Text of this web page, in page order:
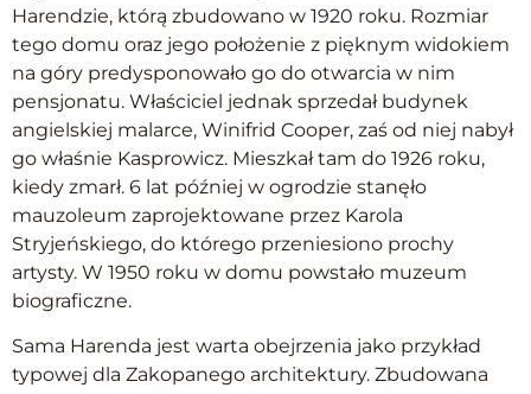
Harendzie, którą zbudowano w 1920 roku. Rozmiar
tego domu oraz jego położenie z pięknym widokiem
na góry predysponowało go do otwarcia w nim
pensjonatu. Właściciel jednak sprzedał budynek
angielskiej malarce, Winifrid Cooper, zaś od niej nabył
go właśnie Kasprowicz. Mieszkał tam do 1926 roku,
kiedy zmarł. 6 lat później w ogrodzie stanęło
mauzoleum zaprojektowane przez Karola
Stryjeńskiego, do którego przeniesiono prochy
artysty. W 1950 roku w domu powstało muzeum
biograficzne.
Sama Harenda jest warta obejrzenia jako przykład
typowej dla Zakopanego architektury. Zbudowana